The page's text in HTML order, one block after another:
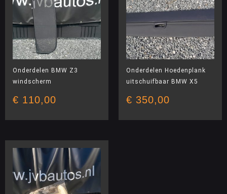
Onderdelen BMW Z3
windscherm
€ 110,00
Onderdelen Hoedenplank
uitschuifbaar BMW X5
€ 350,00